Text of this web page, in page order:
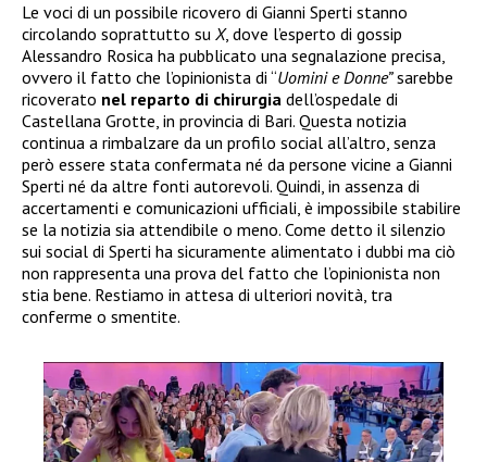
Le voci di un possibile ricovero di Gianni Sperti stanno
circolando soprattutto su X, dove l’esperto di gossip
Alessandro Rosica ha pubblicato una segnalazione precisa,
ovvero il fatto che l’opinionista di “Uomini e Donne”sarebbe
ricoverato nel reparto di chirurgia dell’ospedale di
Castellana Grotte, in provincia di Bari. Questa notizia
continua a rimbalzare da un profilo social all’altro, senza
però essere stata confermata né da persone vicine a Gianni
Sperti né da altre fonti autorevoli. Quindi, in assenza di
accertamenti e comunicazioni ufficiali, è impossibile stabilire
se la notizia sia attendibile o meno. Come detto il silenzio
sui social di Sperti ha sicuramente alimentato i dubbi ma ciò
non rappresenta una prova del fatto che l’opinionista non
stia bene. Restiamo in attesa di ulteriori novità, tra
conferme o smentite.